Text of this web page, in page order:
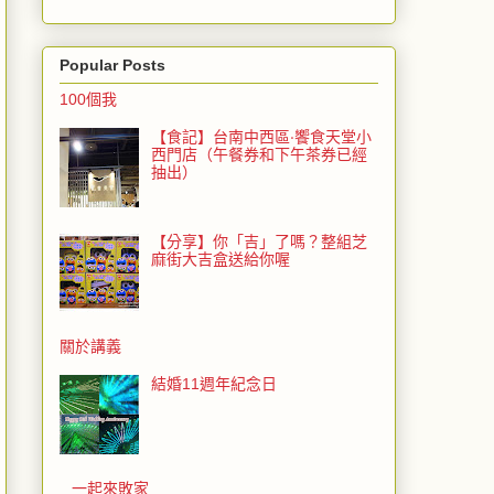
Popular Posts
100個我
【食記】台南中西區‧饗食天堂小
西門店（午餐券和下午茶券已經
抽出）
【分享】你「吉」了嗎？整組芝
麻街大吉盒送給你喔
關於講義
結婚11週年紀念日
一起來敗家